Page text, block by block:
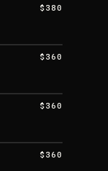
$380
$360
$360
$360